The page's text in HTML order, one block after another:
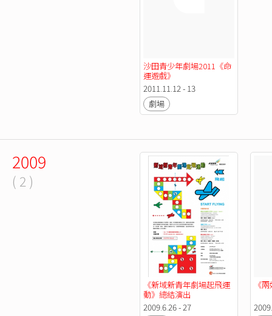
沙田青少年劇場2011《命
運遊戲》
2011.11.12 - 13
劇場
2009
( 2 )
《新域新青年劇場起飛運
動》總結演出
2009.6.26 - 27
《